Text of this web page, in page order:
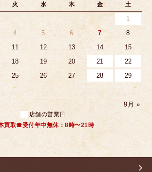
火 水 木 金 土
1
4 5 6 7
8
11 12 13 14
15
18 19 20 21
22
25 26 27 28
29
9月 »
店舗の営業日
買取☎受付年中無休：8時〜21時